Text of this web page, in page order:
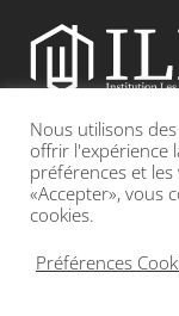
Etablissement
Adresse : 19,
INFOS LÉGALES
Nous utilisons
offrir l'expérience
préférences et
«Accepter», vous
cookies.
Préférences